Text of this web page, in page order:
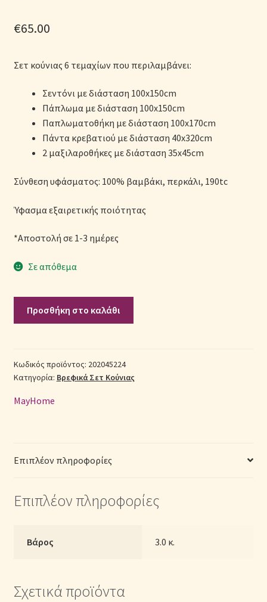
Όροι Χρήσης
Παιδικά Λευκά Είδη
Παπλώματα για Ζεστασιά & Άνεση
Πολιτική cookie
Σεντόνια Σετ
Σύνδεση
€65.00
Σετ κούνιας 6 τεμαχίων που περιλαμβάνει:
Σεντόνι με διάσταση 100x150cm
Πάπλωμα με διάσταση 100x150cm
Παπλωματοθήκη με διάσταση 100x170cm
Πάντα κρεβατιού με διάσταση 40x320cm
2 μαξιλαροθήκες με διάσταση 35x45cm
Σύνθεση υφάσματος: 100% βαμβάκι, περκάλι, 190tc
Ύφασμα εξαιρετικής ποιότητας
*Αποστολή σε 1-3 ημέρες
Σε απόθεμα
κούνιας
βαμβακερά
Baby
202045224
Προσθήκη στο καλάθι
Κωδικός προϊόντος: 202045224
Κατηγορία: Βρεφικά Σετ Κούνιας
MayHome
Επιπλέον πληροφορίες
Επιπλέον πληροφορίες
Βάρος 3.0 κ.
Σχετικά προϊόντα